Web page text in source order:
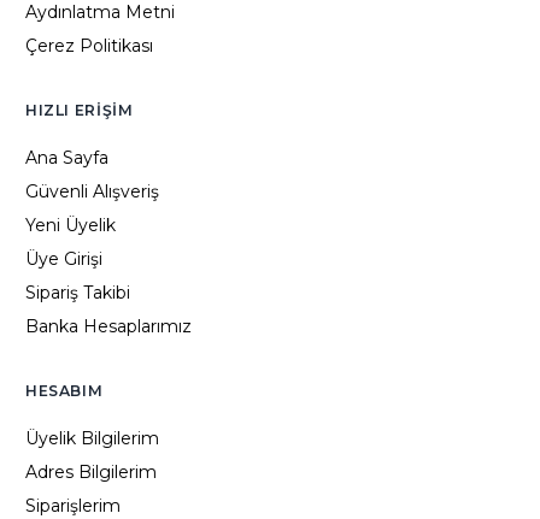
Aydınlatma Metni
Çerez Politikası
HIZLI ERIŞIM
Ana Sayfa
Güvenli Alışveriş
Yeni Üyelik
Üye Girişi
Sipariş Takibi
Banka Hesaplarımız
HESABIM
Üyelik Bilgilerim
Adres Bilgilerim
Siparişlerim